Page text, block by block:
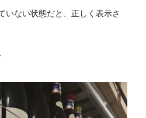
いない状態だと、正しく表示さ